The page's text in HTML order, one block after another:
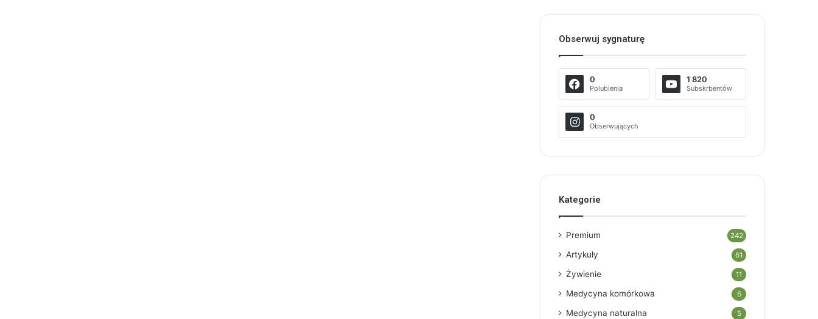
Obserwuj sygnaturę
0
Polubienia
1 820
Subskrbentów
0
Obserwujących
Kategorie
Premium 242
Artykuły 61
Żywienie 11
Medycyna komórkowa 6
Medycyna naturalna 5